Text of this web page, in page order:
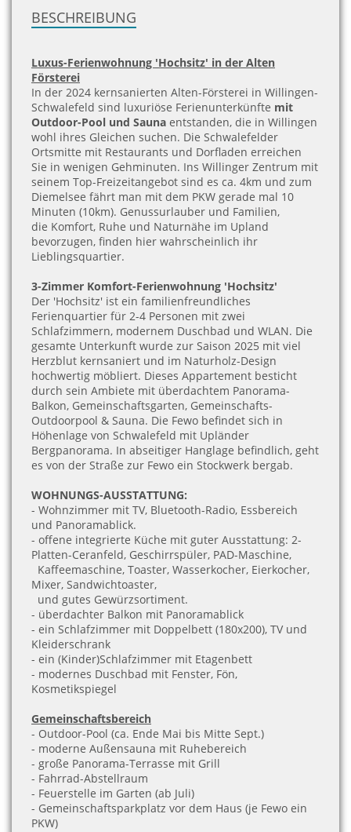
BESCHREIBUNG
Luxus-Ferienwohnung 'Hochsitz' in der Alten
Försterei
In der 2024 kernsanierten Alten-Försterei in Willingen-
Schwalefeld sind luxuriöse Ferienunterkünfte mit
Outdoor-Pool und Sauna entstanden, die in Willingen
wohl ihres Gleichen suchen. Die Schwalefelder
Ortsmitte mit Restaurants und Dorfladen erreichen
Sie in wenigen Gehminuten. Ins Willinger Zentrum mit
seinem Top-Freizeitangebot sind es ca. 4km und zum
Diemelsee fährt man mit dem PKW gerade mal 10
Minuten (10km). Genussurlauber und Familien,
die Komfort, Ruhe und Naturnähe im Upland
bevorzugen, finden hier wahrscheinlich ihr
Lieblingsquartier.
3-Zimmer Komfort-Ferienwohnung 'Hochsitz'
Der 'Hochsitz' ist ein familienfreundliches
Ferienquartier für 2-4 Personen mit zwei
Schlafzimmern, modernem Duschbad und WLAN. Die
gesamte Unterkunft wurde zur Saison 2025 mit viel
Herzblut kernsaniert und im Naturholz-Design
hochwertig möbliert. Dieses Appartement besticht
durch sein Ambiete mit überdachtem Panorama-
Balkon, Gemeinschaftsgarten, Gemeinschafts-
Outdoorpool & Sauna. Die Fewo befindet sich in
Höhenlage von Schwalefeld mit Upländer
Bergpanorama. In abseitiger Hanglage befindlich, geht
es von der Straße zur Fewo ein Stockwerk bergab.
WOHNUNGS-AUSSTATTUNG:
- Wohnzimmer mit TV, Bluetooth-Radio, Essbereich
und Panoramablick.
- offene integrierte Küche mit guter Ausstattung: 2-
Platten-Ceranfeld, Geschirrspüler, PAD-Maschine,
Kaffeemaschine, Toaster, Wasserkocher, Eierkocher,
Mixer, Sandwichtoaster,
und gutes Gewürzsortiment.
- überdachter Balkon mit Panoramablick
- ein Schlafzimmer mit Doppelbett (180x200), TV und
Kleiderschrank
- ein (Kinder)Schlafzimmer mit Etagenbett
- modernes Duschbad mit Fenster, Fön,
Kosmetikspiegel
Gemeinschaftsbereich
- Outdoor-Pool (ca. Ende Mai bis Mitte Sept.)
- moderne Außensauna mit Ruhebereich
- große Panorama-Terrasse mit Grill
- Fahrrad-Abstellraum
- Feuerstelle im Garten (ab Juli)
- Gemeinschaftsparkplatz vor dem Haus (je Fewo ein
PKW)